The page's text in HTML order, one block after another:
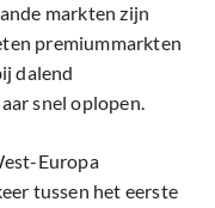
markten zijn
premiummarkten
dalend
snel oplopen.
Europa
tussen het eerste